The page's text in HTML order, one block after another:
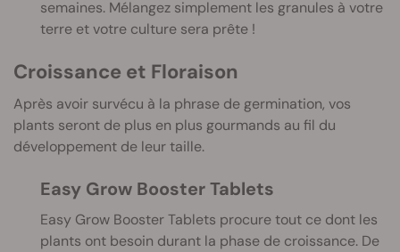
semaines. Mélangez simplement les granules à votre
terre et votre culture sera prête !
Croissance et Floraison
Après avoir survécu à la phrase de germination, vos
plants seront de plus en plus gourmands au fil du
développement de leur taille.
Easy Grow Booster Tablets
Easy Grow Booster Tablets procure tout ce dont les
plants ont besoin durant la phase de croissance. De